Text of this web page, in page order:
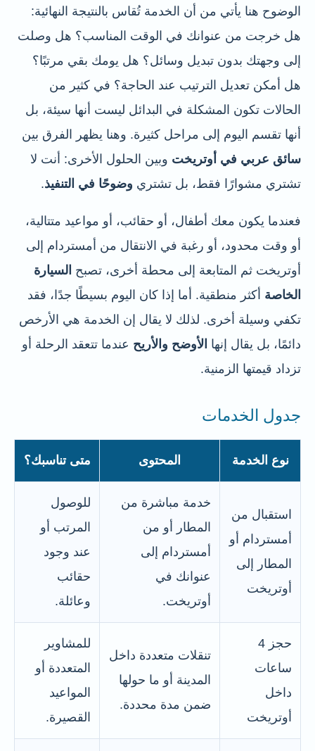
الوضوح هنا يأتي من أن الخدمة تُقاس بالنتيجة النهائية:
هل خرجت من عنوانك في الوقت المناسب؟ هل وصلت
إلى وجهتك بدون تبديل وسائل؟ هل يومك بقي مرتبًا؟
هل أمكن تعديل الترتيب عند الحاجة؟ في كثير من
الحالات تكون المشكلة في البدائل ليست أنها سيئة، بل
أنها تقسم اليوم إلى مراحل كثيرة. وهنا يظهر الفرق بين
سائق عربي في أوتريخت وبين الحلول الأخرى: أنت لا
تشتري مشوارًا فقط، بل تشتري وضوحًا في التنفيذ.
فعندما يكون معك أطفال، أو حقائب، أو مواعيد متتالية،
أو وقت محدود، أو رغبة في الانتقال من أمستردام إلى
أوتريخت ثم المتابعة إلى محطة أخرى، تصبح السيارة
الخاصة أكثر منطقية. أما إذا كان اليوم بسيطًا جدًا، فقد
تكفي وسيلة أخرى. لذلك لا يقال إن الخدمة هي الأرخص
دائمًا، بل يقال إنها الأوضح والأريح عندما تتعقد الرحلة أو
تزداد قيمتها الزمنية.
جدول الخدمات
نوع الخدمة المحتوى متى تناسبك؟
استقبال من
أمستردام أو
المطار إلى
أوتريخت
خدمة مباشرة من
المطار أو من
أمستردام إلى
عنوانك في
أوتريخت.
للوصول
المرتب أو
عند وجود
حقائب
وعائلة.
حجز 4
ساعات
داخل
أوتريخت
تنقلات متعددة داخل
المدينة أو ما حولها
ضمن مدة محددة.
للمشاوير
المتعددة أو
المواعيد
القصيرة.